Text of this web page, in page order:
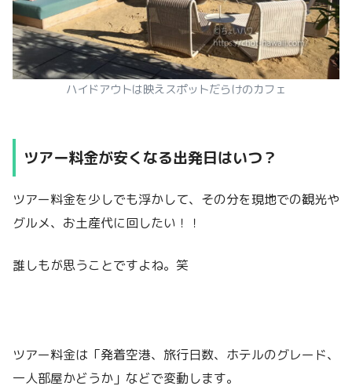
ハイドアウトは映えスポットだらけのカフェ
ツアー料金が安くなる出発日はいつ？
ツアー料金を少しでも浮かして、その分を現地での観光や
グルメ、お土産代に回したい！！
誰しもが思うことですよね。笑
ツアー料金は「発着空港、旅行日数、ホテルのグレード、
一人部屋かどうか」などで変動します。